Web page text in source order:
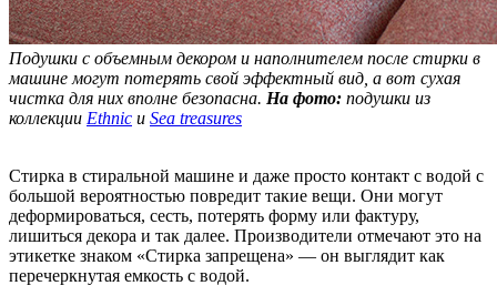
Подушки с объемным декором и наполнителем после стирки в
машине могут потерять свой эффектный вид, а вот сухая
чистка для них вполне безопасна. На фото: подушки из
коллекции Ethnic и Sea treasures
Стирка в стиральной машине и даже просто контакт с водой с
большой вероятностью повредит такие вещи. Они могут
деформироваться, сесть, потерять форму или фактуру,
лишиться декора и так далее. Производители отмечают это на
этикетке знаком «Стирка запрещена» — он выглядит как
перечеркнутая емкость с водой.